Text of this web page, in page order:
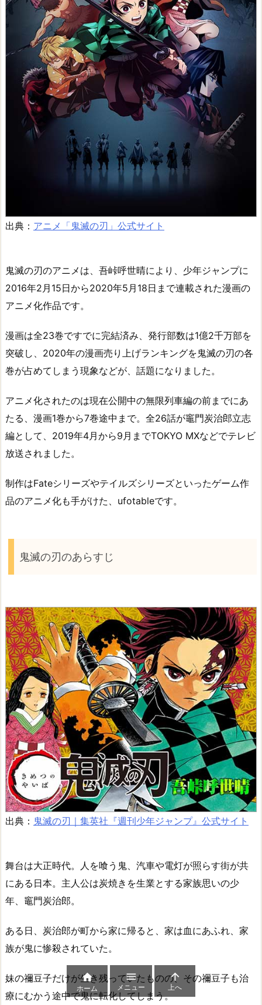
出典： アニメ「鬼滅の刃」公式サイト
鬼滅の刃のアニメは、吾峠呼世晴により、少年ジャンプに
2016年2月15日から2020年5月18日まで連載された漫画の
アニメ化作品です。
漫画は全23巻ですでに完結済み、発行部数は1億2千万部を
突破し、2020年の漫画売り上げランキングを鬼滅の刃の各
巻が占めてしまう現象などが、話題になりました。
アニメ化されたのは現在公開中の無限列車編の前までにあ
たる、漫画1巻から7巻途中まで。全26話が竈門炭治郎立志
編として、2019年4月から9月までTOKYO MXなどでテレビ
放送されました。
制作はFateシリーズやテイルズシリーズといったゲーム作
品のアニメ化も手がけた、ufotableです。
鬼滅の刃のあらすじ
出典： 鬼滅の刃｜集英社『週刊少年ジャンプ』公式サイト
舞台は大正時代。人を喰う鬼、汽車や電灯が照らす街が共
にある日本。主人公は炭焼きを生業とする家族思いの少
年、竈門炭治郎。
ある日、炭治郎が町から家に帰ると、家は血にあふれ、家
族が鬼に惨殺されていた。
妹の禰豆子だけが生き残っていたものの、その禰豆子も治
療にむかう途中で鬼に転化してしまう。

ホーム

メニュー

上へ